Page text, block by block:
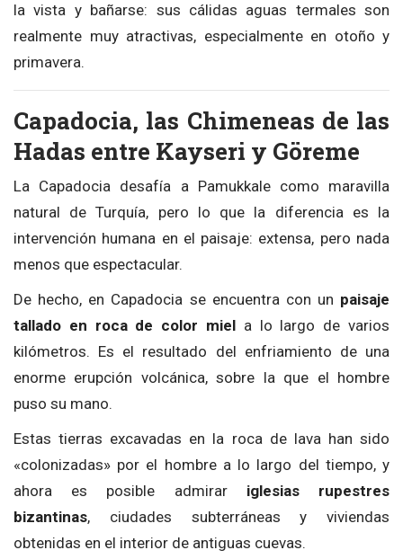
la vista y bañarse: sus cálidas aguas termales son
realmente muy atractivas, especialmente en otoño y
primavera.
Capadocia, las Chimeneas de las
Hadas entre Kayseri y Göreme
La Capadocia desafía a Pamukkale como maravilla
natural de Turquía, pero lo que la diferencia es la
intervención humana en el paisaje: extensa, pero nada
menos que espectacular.
De hecho, en Capadocia se encuentra con un paisaje
tallado en roca de color miel a lo largo de varios
kilómetros. Es el resultado del enfriamiento de una
enorme erupción volcánica, sobre la que el hombre
puso su mano.
Estas tierras excavadas en la roca de lava han sido
«colonizadas» por el hombre a lo largo del tiempo, y
ahora es posible admirar iglesias rupestres
bizantinas, ciudades subterráneas y viviendas
obtenidas en el interior de antiguas cuevas.